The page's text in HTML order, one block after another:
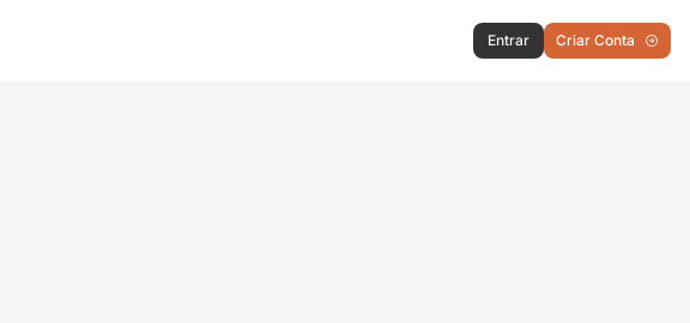
Entrar Criar Conta